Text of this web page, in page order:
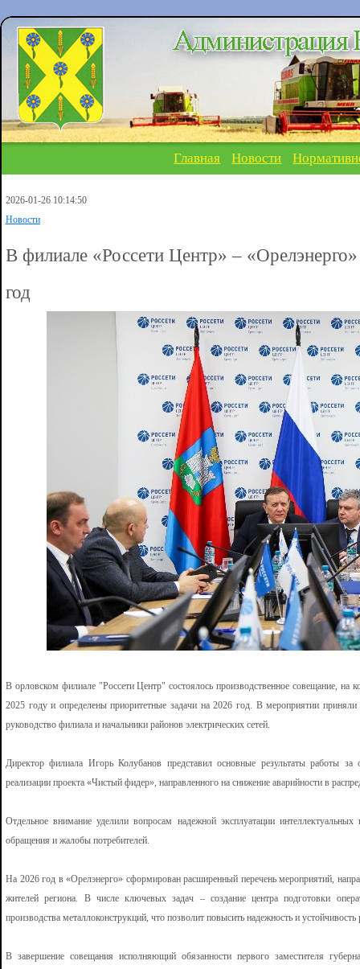
Главная Новости
2026-01-26 10:14:50
Новости
В филиале «Россети Центр» –
год
В орловском филиале "Россети Центр" состоялось производственное совещание, на
2025 году и определены приоритетные задачи на 2026 год. В мероприятии приняли
руководство филиала и начальники районов электрических сетей.
Директор филиала Игорь Колубанов представил основные результаты работы
реализации проекта «Чистый фидер», направленного на снижение аварийности в
Отдельное внимание уделили вопросам надежной эксплуатации
обращения и жалобы потребителей.
На 2026 год в «Орелэнерго» сформирован расширенный перечень мероприятий,
жителей региона. В числе ключевых задач – создание центра подготовки
производства металлоконструкций, что позволит повысить надежность и
В завершение совещания исполняющий обязанности первого заместителя